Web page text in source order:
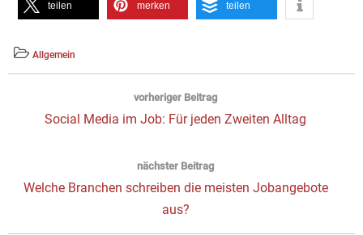
teilen merken teilen
Allgemein
Beitragsnavigation
vorheriger Beitrag
Vorheriger
Social Media im Job: Für jeden Zweiten Alltag
nächster Beitrag
Next
Welche Branchen schreiben die meisten Jobangebote
aus?